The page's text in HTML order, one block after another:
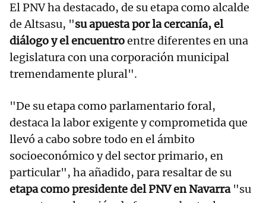
El PNV ha destacado, de su etapa como alcalde
de Altsasu, "su apuesta por la cercanía, el
diálogo y el encuentroentre diferentes en una
legislatura con una corporación municipal
tremendamente plural".
"De su etapa como parlamentario foral,
destaca la labor exigente y comprometida que
llevó a cabo sobre todo en el ámbito
socioeconómico y del sector primario, en
particular", ha añadido, para resaltar de su
etapa como presidente del PNV en Navarra "su